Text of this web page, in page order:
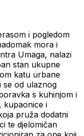
i pogledom
mora i
Umaga, nalazi
stan ukupne
katu urbane
se od ulaznog
s kuhinjom i
kupaonice i
pruža dodatni
te djelomičan